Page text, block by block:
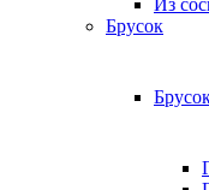
Из
Брусок